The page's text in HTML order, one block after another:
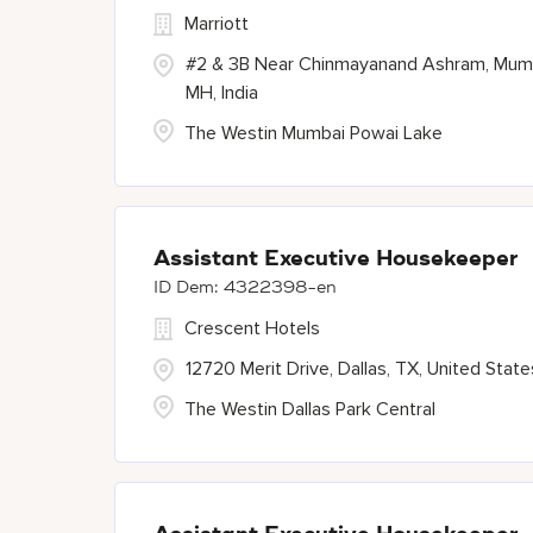
#2 & 3B Near Chinmayanand Ashram,
MH, India
Marriott
The Westin Mumbai Powai Lake
Assistant Executive Housekeeper
4322398-en
12720 Merit Drive, Dallas, TX, United
Crescent Hotels
The Westin Dallas Park Central